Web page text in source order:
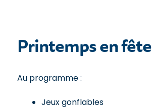
Printemps en fête
Au programme :
Jeux gonflables